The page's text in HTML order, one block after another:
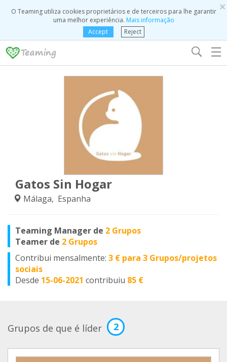
×
O Teaming utiliza cookies proprietários e de terceiros para lhe garantir
uma melhor experiência. Mais informação
Accept
Reject
☰
Gatos Sin Hogar
Málaga, Espanha
Teaming Manager de 2 Grupos
Teamer de 2 Grupos
Contribui mensalmente: 3 € para 3 Grupos/projetos
sociais
Desde 15-06-2021 contribuiu 85 €
Grupos de que é líder 2